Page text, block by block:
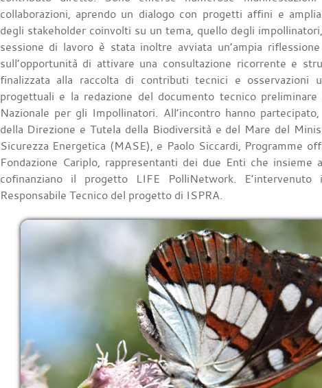
collaborazioni, aprendo un dialogo con progetti affini e
degli stakeholder coinvolti su un tema, quello degli
sessione di lavoro è stata inoltre avviata un’ampia
sull’opportunità di attivare una consultazione ricorrente e
finalizzata alla raccolta di contributi tecnici e osservazioni
progettuali e la redazione del documento tecnico
Nazionale per gli Impollinatori. All’incontro hanno
della Direzione e Tutela della Biodiversità e del Mare del
Sicurezza Energetica (MASE), e Paolo Siccardi, Programme
Fondazione Cariplo, rappresentanti dei due Enti che insieme
cofinanziano il progetto LIFE PolliNetwork. E’intervenuto
Responsabile Tecnico del progetto di ISPRA.